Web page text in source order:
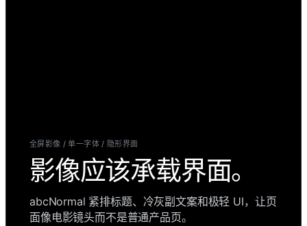
全屏影像 / 单一字体 / 隐形界面
影像应该承载界面。
abcNormal 紧排标题、冷灰副文案和极轻 UI，让页
面像电影镜头而不是普通产品页。